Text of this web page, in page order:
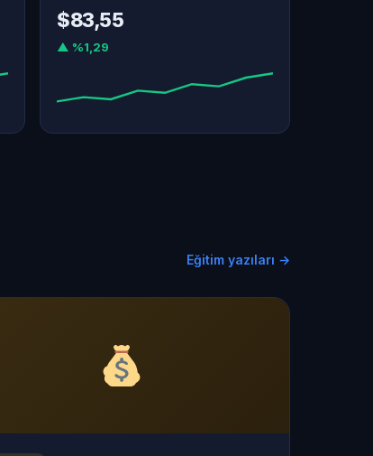
$83,55
▲ %1,29
Eğitim yazıları →